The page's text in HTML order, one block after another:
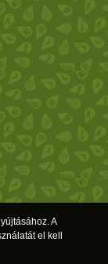
A
el kell